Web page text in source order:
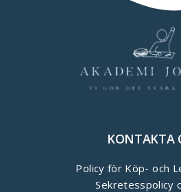
KONTAKTA
Policy för Köp- och
Sekretesspolicy